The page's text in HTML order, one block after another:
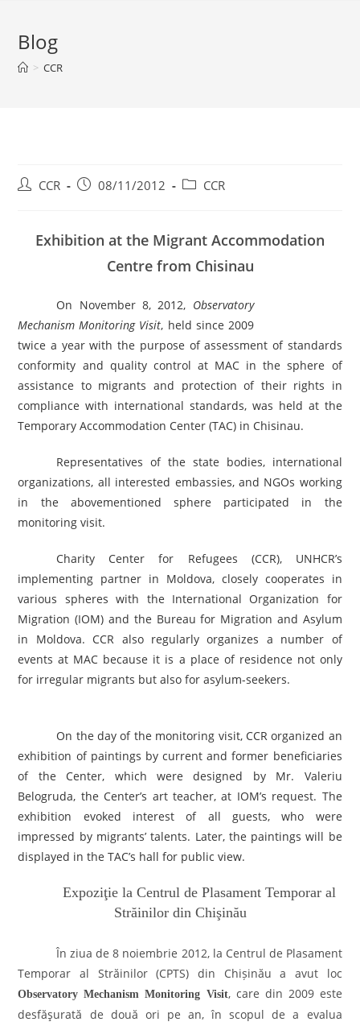
Blog
> CCR
CCR 08/11/2012 CCR
Exhibition at the Migrant Accommodation
Centre from Chisinau
On November 8, 2012, Observatory
Mechanism Monitoring Visit, held since 2009
twice a year with the purpose of assessment of standards
conformity and quality control at MAC in the sphere of
assistance to migrants and protection of their rights in
compliance with international standards, was held at the
Temporary Accommodation Center (TAC) in Chisinau.
Representatives of the state bodies, international
organizations, all interested embassies, and NGOs working
in the abovementioned sphere participated in the
monitoring visit.
Charity Center for Refugees (CCR), UNHCR’s
implementing partner in Moldova, closely cooperates in
various spheres with the International Organization for
Migration (IOM) and the Bureau for Migration and Asylum
in Moldova. CCR also regularly organizes a number of
events at MAC because it is a place of residence not only
for irregular migrants but also for asylum-seekers.
On the day of the monitoring visit, CCR organized an
exhibition of paintings by current and former beneficiaries
of the Center, which were designed by Mr. Valeriu
Belogruda, the Center’s art teacher, at IOM’s request. The
exhibition evoked interest of all guests, who were
impressed by migrants’ talents. Later, the paintings will be
displayed in the TAC’s hall for public view.
Expoziţie la Centrul de Plasament Temporar al
Străinilor din Chişinău
În ziua de8 noiembrie 2012, la Centrul de Plasament
Temporar al Străinilor (CPTS) din Chișinău a avut loc
Observatory Mechanism Monitoring Visit, care din 2009 este
desfăşurată de două ori pe an, în scopul de a evalua